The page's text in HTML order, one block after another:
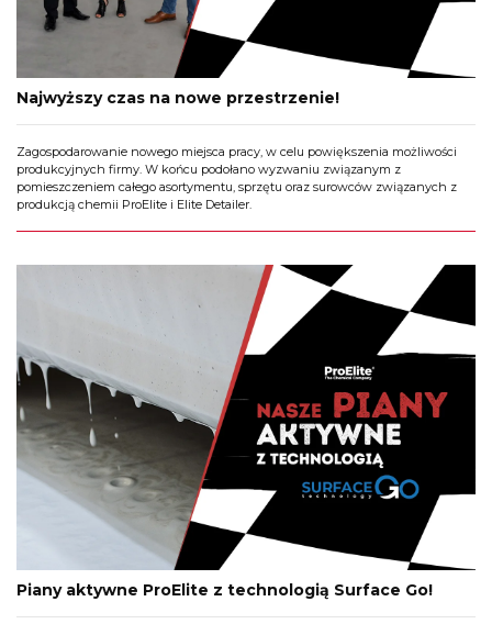
Najwyższy czas na nowe przestrzenie!
Zagospodarowanie nowego miejsca pracy, w celu powiększenia możliwości
produkcyjnych firmy. W końcu podołano wyzwaniu związanym z
pomieszczeniem całego asortymentu, sprzętu oraz surowców związanych z
produkcją chemii ProElite i Elite Detailer.
Piany aktywne ProElite z technologią Surface Go!